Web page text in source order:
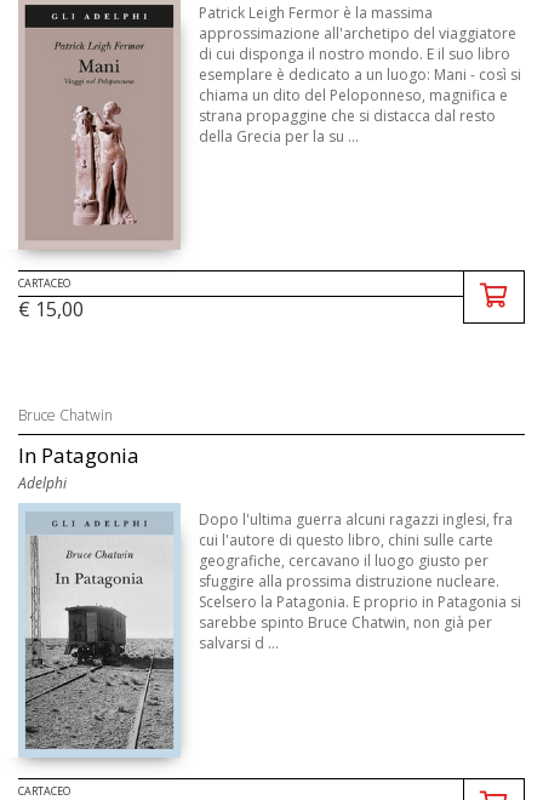
Patrick Leigh Fermor è la massima
approssimazione all'archetipo del viaggiatore
di cui disponga il nostro mondo. E il suo libro
esemplare è dedicato a un luogo: Mani - così si
chiama un dito del Peloponneso, magnifica e
strana propaggine che si distacca dal resto
della Grecia per la su ...
CARTACEO
€ 15,00
Bruce Chatwin
In Patagonia
Adelphi
Dopo l'ultima guerra alcuni ragazzi inglesi, fra
cui l'autore di questo libro, chini sulle carte
geografiche, cercavano il luogo giusto per
sfuggire alla prossima distruzione nucleare.
Scelsero la Patagonia. E proprio in Patagonia si
sarebbe spinto Bruce Chatwin, non già per
salvarsi d ...
CARTACEO